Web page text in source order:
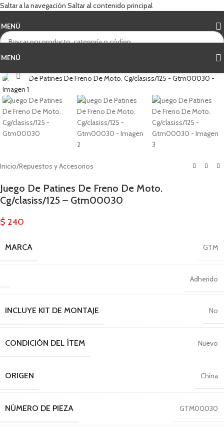
Saltar a la navegación Saltar al contenido principal
MENÚ
MENÚ
Haga clic para ampliar
Inicio/Repuestos y Accesorios
Juego De Patines De Freno De Moto.
Cg/clasiss/125 – Gtm00030
$ 240
MARCA GTM
Adherido
INCLUYE KIT DE MONTAJE No
CONDICIÓN DEL ÍTEM Nuevo
ORIGEN China
NÚMERO DE PIEZA GTM00030